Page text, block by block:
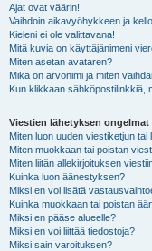
Ajat ovat väärin!
Vaihdoin aikavyöhykkeen ja
Kieleni ei ole valittavana!
Mitä kuvia on käyttäjänimeni
Miten asetan avataren?
Mikä on arvonimi ja miten
Kun klikkaan sähköpostilinkkiä,
Viestien lähetyksen ongelmat
Miten luon uuden viestiketjun
Miten muokkaan tai poistan
Miten liitän allekirjoituksen
Kuinka luon äänestyksen?
Miksi en voi lisätä
Kuinka muokkaan tai poistan
Miksi en pääse alueelle?
Miksi en voi liittää tiedostoja?
Miksi sain varoituksen?